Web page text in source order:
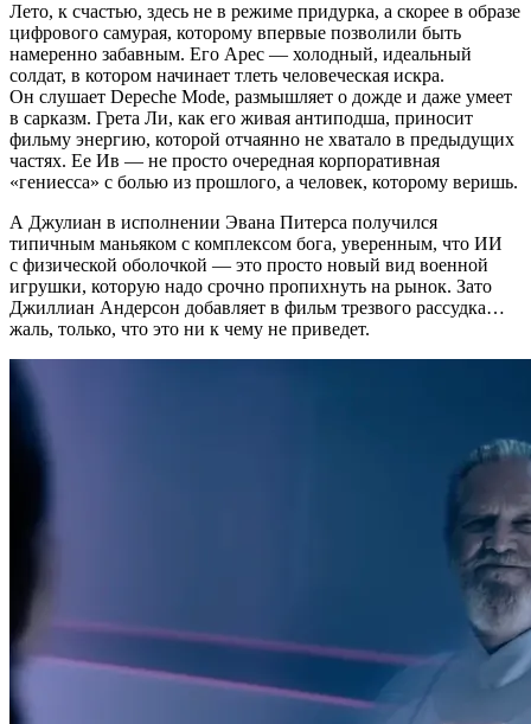
Лето, к счастью, здесь не в режиме придурка, а скорее в образе
цифрового самурая, которому впервые позволили быть
намеренно забавным. Его Арес — холодный, идеальный
солдат, в котором начинает тлеть человеческая искра.
Он слушает Depeche Mode, размышляет о дожде и даже умеет
в сарказм. Грета Ли, как его живая антиподша, приносит
фильму энергию, которой отчаянно не хватало в предыдущих
частях. Ее Ив — не просто очередная корпоративная
«гениесса» с болью из прошлого, а человек, которому веришь.
А Джулиан в исполнении Эвана Питерса получился
типичным маньяком с комплексом бога, уверенным, что ИИ
с физической оболочкой — это просто новый вид военной
игрушки, которую надо срочно пропихнуть на рынок. Зато
Джиллиан Андерсон добавляет в фильм трезвого рассудка…
жаль, только, что это ни к чему не приведет.